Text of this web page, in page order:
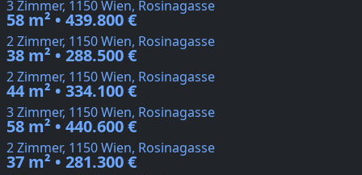
3 Zimmer, 1150 Wien, Rosinagasse
58 m² • 439.800 €
2 Zimmer, 1150 Wien, Rosinagasse
38 m² • 288.500 €
2 Zimmer, 1150 Wien, Rosinagasse
44 m² • 334.100 €
3 Zimmer, 1150 Wien, Rosinagasse
58 m² • 440.600 €
2 Zimmer, 1150 Wien, Rosinagasse
37 m² • 281.300 €